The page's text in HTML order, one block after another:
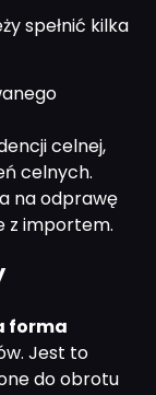
spełnić kilka
celnej,
celnych.
na odprawę
z importem.
forma
Jest to
do obrotu